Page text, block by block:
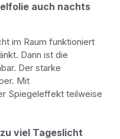
auch nachts
im Raum funktioniert
Dann ist die
Der starke
Mit
Spiegeleffekt teilweise
viel Tageslicht